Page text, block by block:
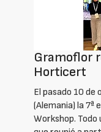
Gramoflor
Horticert
El pasado 10
(Alemania) la
Workshop.